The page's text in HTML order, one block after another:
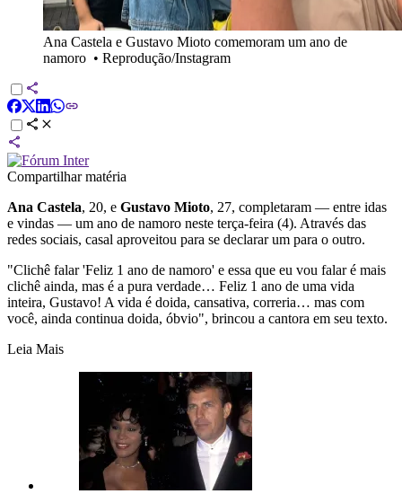
Ana Castela e Gustavo Mioto comemoram um ano de
namoro • Reprodução/Instagram
Compartilhar matéria
Ana Castela, 20, e Gustavo Mioto, 27, completaram — entre idas
e vindas — um ano de namoro neste terça-feira (4). Através das
redes sociais, casal aproveitou para se declarar um para o outro.
"Clichê falar 'Feliz 1 ano de namoro' e essa que eu vou falar é mais
clichê ainda, mas é a pura verdade… Feliz 1 ano de uma vida
inteira, Gustavo! A vida é doida, cansativa, correria… mas com
você, ainda continua doida, óbvio", brincou a cantora em seu texto.
Leia Mais